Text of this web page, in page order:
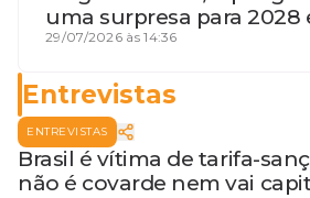
uma surpresa para 2028
terceira guerra mundial
29/07/2026 às 14:36
Entrevistas
ENTREVISTAS
Brasil é vítima de tarifa-
não é covarde nem vai